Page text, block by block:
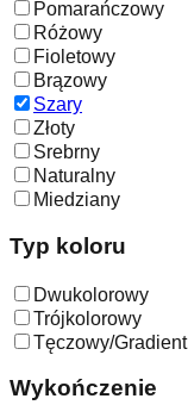
Pomarańczowy
Różowy
Fioletowy
Brązowy
Szary
Złoty
Srebrny
Naturalny
Miedziany
Typ koloru
Dwukolorowy
Trójkolorowy
Tęczowy/Gradient
Wykończenie